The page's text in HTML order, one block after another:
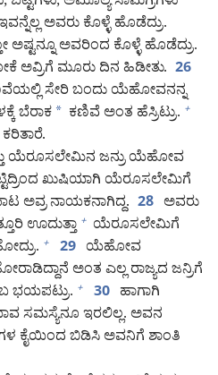
ಇವನ್ನೆಲ್ಲ ಅವರು ಕೊಳ್ಳೆ ಹೊಡೆದ್ರು.
ಅವರಿಂದ ಕೊಳ್ಳೆ ಹೊಡೆದ್ರು.
ಅವ್ರಿಗೆ ಮೂರು ದಿನ ಹಿಡೀತು. 26
ಸೇರಿ ಬಂದು ಯೆಹೋವನನ್ನ
ಬೆರಾಕ * ಕಣಿವೆ ಅಂತ ಹೆಸ್ರಿಟ್ರು. +
ಯೆರೂಸಲೇಮಿನ ಜನ್ರು ಯೆಹೋವ
ಖುಷಿಯಾಗಿ ಯೆರೂಸಲೇಮಿಗೆ
ಅವ್ರ ನಾಯಕನಾಗಿದ್ದ. 28 ಅವರು
ಊದುತ್ತಾ + ಯೆರೂಸಲೇಮಿಗೆ
+ 29 ಯೆಹೋವ
ಅಂತ ಎಲ್ಲ ರಾಜ್ಯದ ಜನ್ರಿಗೆ
ಭಯಪಟ್ರು. + 30 ಹಾಗಾಗಿ
ಸಮಸ್ಯೆನೂ ಇರಲಿಲ್ಲ. ಅವನ
ಕೈಯಿಂದ ಬಿಡಿಸಿ ಅವನಿಗೆ ಶಾಂತಿ